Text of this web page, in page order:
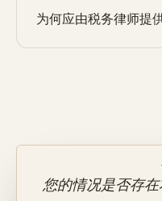
为何应由税务律师提
您的情况是否存